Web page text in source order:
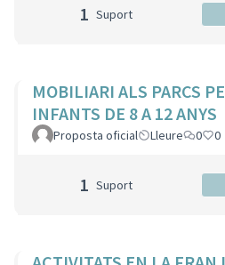
1 Suport
MOBILIARI ALS PARCS
INFANTS DE 8 A 12 ANYS
Proposta oficial Lleure 0 0
1 Suport